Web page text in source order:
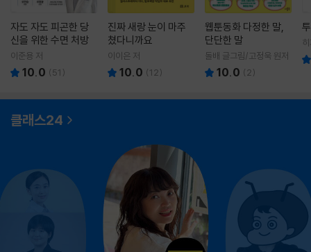
자도 자도 피곤한 당
신을 위한 수면 처방
이준용 저
10.0 (51 )
진짜 새랑 눈이 마주
쳤다니까요
이이은 저
10.0 (12)
웹툰동화 다정한 말,
단단한 말
돌배 글그림/고정욱 원저
10.0 ( 2)
클래스24